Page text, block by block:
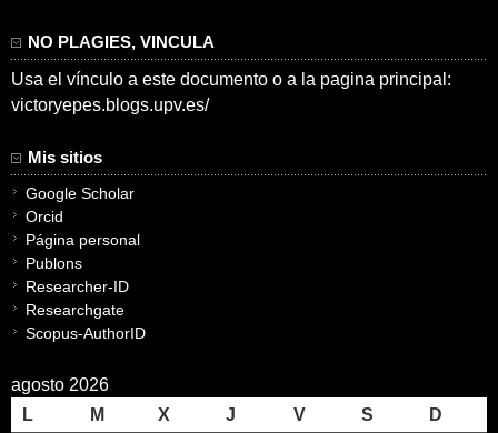
NO PLAGIES, VINCULA
Usa el vínculo a este documento o a la pagina principal:
victoryepes.blogs.upv.es/
Mis sitios
Google Scholar
Orcid
Página personal
Publons
Researcher-ID
Researchgate
Scopus-AuthorID
agosto 2026
L
M X J V S
D